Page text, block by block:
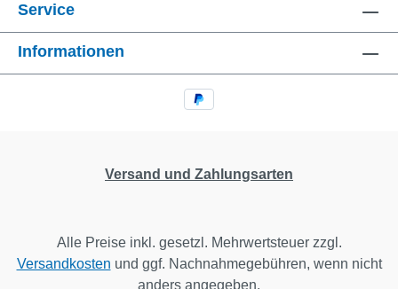
Service
Informationen
Versand und Zahlungsarten
Alle Preise inkl. gesetzl. Mehrwertsteuer zzgl.
Versandkosten und ggf. Nachnahmegebühren, wenn nicht
anders angegeben.